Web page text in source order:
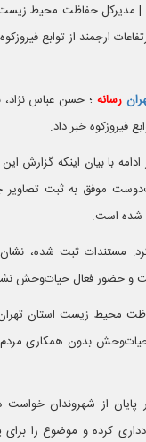
| مدیرکل حفاظت محیط
ارجمند از توابع
رسانه ؛ حسن عباس نژاد،
فیروزکوه خبر داد.
ادامه با بیان اینکه
موفق به ثبت تصاویر
شده است.
مستندات ثبت شده،
و حضور فعال حیات‌وحش
محیط زیست استان تهران
بدون همکاری
پایان از شهروندان
کرده و موضوع را